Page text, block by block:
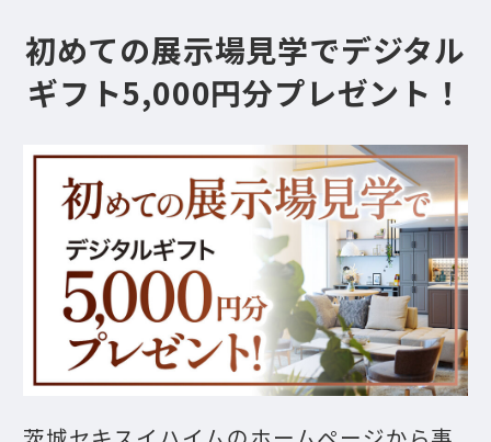
初めての展示場見学でデジタル
ギフト5,000円分プレゼント！